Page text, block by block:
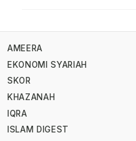
AMEERA
EKONOMI SYARIAH
SKOR
KHAZANAH
IQRA
ISLAM DIGEST